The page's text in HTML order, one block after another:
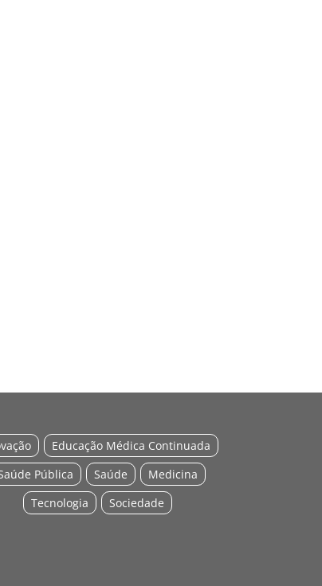
Educação Médica Continuada
Medicina
Saúde
Pública
Sociedade
Tecnologia